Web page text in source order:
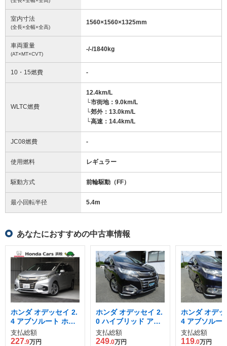
室内寸法
(全長×全幅×全高)
1560×1560×1325mm
車両重量
(AT×MT×CVT)
-/-/1840kg
10・15燃費 -
WLTC燃費
12.4km/L
└市街地：9.0km/L
└郊外：13.0km/L
└高速：14.4km/L
JC08燃費 -
使用燃料 レギュラー
駆動方式 前輪駆動（FF）
最小回転半径 5.4m
あなたにおすすめの中古車情報
ホンダ オデッセイ 2.
4 アブソルート ホン
ダ センシング
支払総額
227.9万円
ホンダ オデッセイ 2.
0 ハイブリッド アブ
ソルート EX ホンダ
センシング
支払総額
249.0万円
ホンダ オデ
4 アブソルー
支払総額
119.0万円